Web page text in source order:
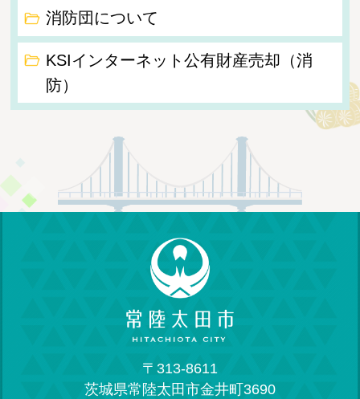
消防団について
KSIインターネット公有財産売却（消
防）
〒313-8611
茨城県常陸太田市金井町3690